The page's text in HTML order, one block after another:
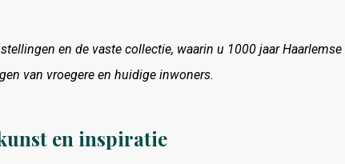
en de vaste collectie, waarin u 1000 jaar Haarlemse
van vroegere en huidige inwoners.
en inspiratie